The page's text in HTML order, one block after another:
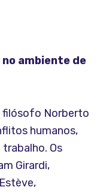
ambiente de
filósofo Norberto
humanos,
Os
Girardi,